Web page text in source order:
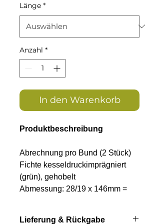
Länge *
Anzahl *
In den Warenkorb
Produktbeschreibung
Abrechnung pro Bund (2 Stück)
Fichte kesseldruckimprägniert
(grün), gehobelt
Abmessung: 28/19 x 146mm =
Lieferung & Rückgabe